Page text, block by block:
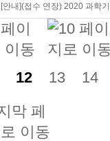
[안내](접수 연장) 2020 과학
12 13 14